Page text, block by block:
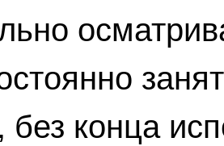
без конца